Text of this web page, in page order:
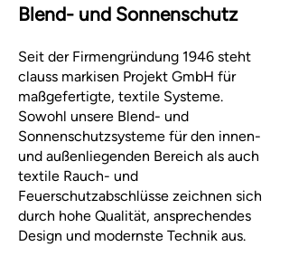
Blend- und Sonnenschutz
Seit der Firmengründung 1946 steht
clauss markisen Projekt GmbH für
maßgefertigte, textile Systeme.
Sowohl unsere Blend- und
Sonnenschutzsysteme für den innen-
und außenliegenden Bereich als auch
textile Rauch- und
Feuerschutzabschlüsse zeichnen sich
durch hohe Qualität, ansprechendes
Design und modernste Technik aus.